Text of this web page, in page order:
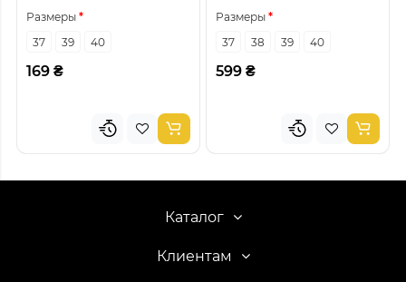
Размеры
37
39 40
169 ₴
Размеры
37
38 39 40
599 ₴
Каталог
Клиентам